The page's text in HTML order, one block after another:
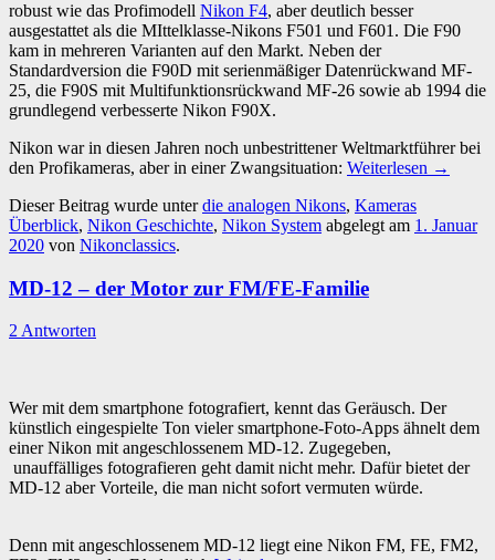
robust wie das Profimodell Nikon F4, aber deutlich besser
ausgestattet als die MIttelklasse-Nikons F501 und F601. Die F90
kam in mehreren Varianten auf den Markt. Neben der
Standardversion die F90D mit serienmäßiger Datenrückwand MF-
25, die F90S mit Multifunktionsrückwand MF-26 sowie ab 1994 die
grundlegend verbesserte Nikon F90X.
Nikon war in diesen Jahren noch unbestrittener Weltmarktführer bei
den Profikameras, aber in einer Zwangsituation: Weiterlesen →
Dieser Beitrag wurde unterdie analogen Nikons, Kameras
Überblick, Nikon Geschichte, Nikon System abgelegt am 1. Januar
2020 von Nikonclassics.
MD-12 – der Motor zur FM/FE-Familie
2 Antworten
Wer mit dem smartphone fotografiert, kennt das Geräusch. Der
künstlich eingespielte Ton vieler smartphone-Foto-Apps ähnelt dem
einer Nikon mit angeschlossenem MD-12. Zugegeben,
unauffälliges fotografieren geht damit nicht mehr. Dafür bietet der
MD-12 aber Vorteile, die man nicht sofort vermuten würde.
Denn mit angeschlossenem MD-12 liegt eine Nikon FM, FE, FM2,